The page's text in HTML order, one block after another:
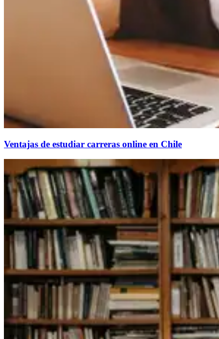
Ventajas de estudiar carreras online en Chile